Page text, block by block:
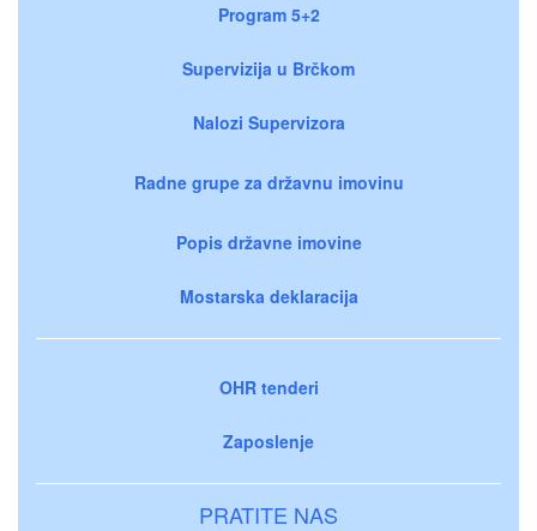
Program 5+2
Supervizija u Brčkom
Nalozi Supervizora
Radne grupe za državnu imovinu
Popis državne imovine
Mostarska deklaracija
OHR tenderi
Zaposlenje
PRATITE NAS